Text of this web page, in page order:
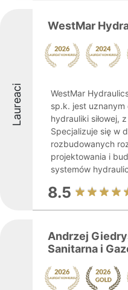
Laureaci
WestMar
WestMar
sp.k. jest
hydrauliki siłowej,
Specjalizuje się w
rozbudowanych
projektowania i
systemów
8.5
Andrzej
Sanitarna i